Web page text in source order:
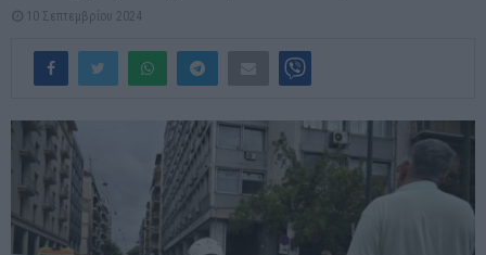
10 Σεπτεμβρίου 2024